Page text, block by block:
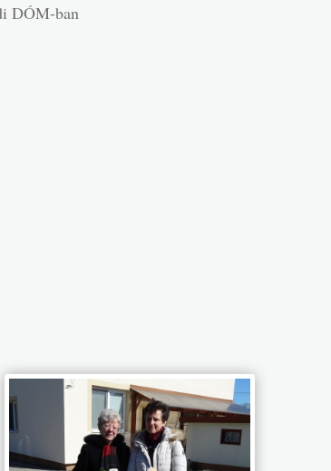
DÓM-ban